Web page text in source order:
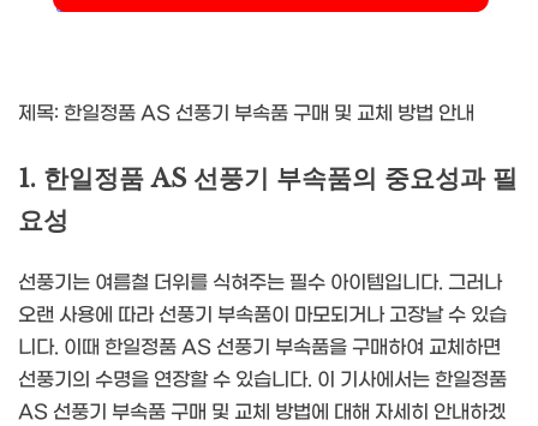
제목: 한일정품 AS 선풍기 부속품 구매 및 교체 방법 안내
1. 한일정품 AS 선풍기 부속품의 중요성과 필
요성
선풍기는 여름철 더위를 식혀주는 필수 아이템입니다. 그러나
오랜 사용에 따라 선풍기 부속품이 마모되거나 고장날 수 있습
니다. 이때 한일정품 AS 선풍기 부속품을 구매하여 교체하면
선풍기의 수명을 연장할 수 있습니다. 이 기사에서는 한일정품
AS 선풍기 부속품 구매 및 교체 방법에 대해 자세히 안내하겠